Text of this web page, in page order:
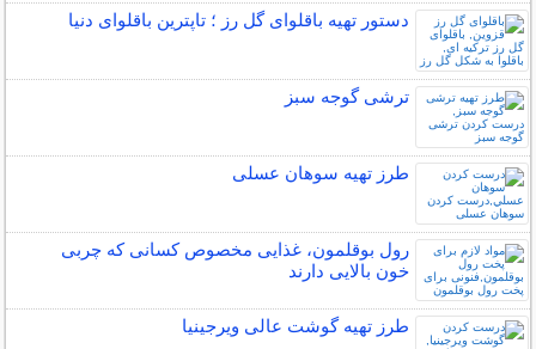
دستور تهیه باقلوای گل رز ؛ تاپترین باقلوای دنیا
ترشی گوجه سبز
طرز تهیه سوهان عسلی
رول بوقلمون، غذایی مخصوص کسانی که چربی
خون بالایی دارند
طرز تهیه گوشت عالی ویرجینیا